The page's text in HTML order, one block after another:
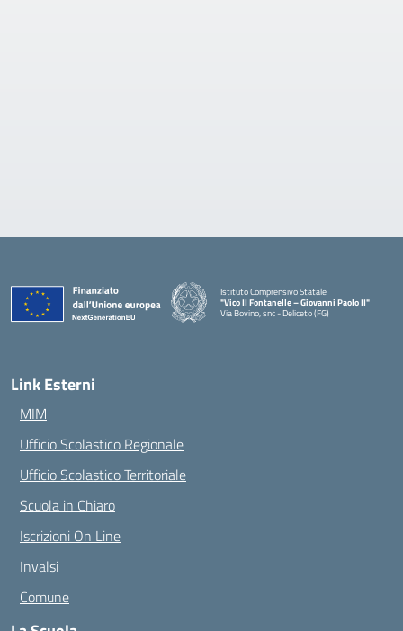
Istituto Comprensivo Statale
"Vico II Fontanelle – Giovanni Paolo II"
Via Bovino, snc - Deliceto (FG)
Link Esterni
MIM
Ufficio Scolastico Regionale
Ufficio Scolastico Territoriale
Scuola in Chiaro
Iscrizioni On Line
Invalsi
Comune